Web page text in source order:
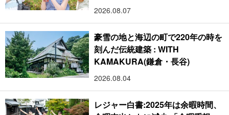
2026.08.07
豪雪の地と海辺の町で220年の時を
刻んだ伝統建築 : WITH
KAMAKURA(鎌倉・長谷)
2026.08.04
レジャー白書:2025年は余暇時間、